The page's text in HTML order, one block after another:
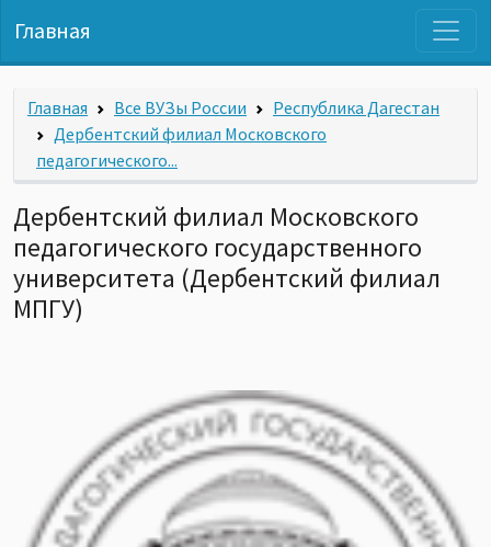
Главная
Главная Все ВУЗы России
Республика Дагестан
Дербентский филиал Московского
педагогического...
Дербентский филиал Московского
педагогического государственного
университета (Дербентский филиал
МПГУ)